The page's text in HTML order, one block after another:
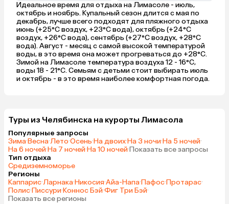
Идеальное время для отдыха на Лимасоле - июль,
октябрь и ноябрь. Купальный сезон длится с мая по
декабрь, лучше всего подходят для пляжного отдыха
июнь (+25°C воздух, +23°C вода), октябрь (+24°C
воздух, +26°C вода), сентябрь (+27°C воздух, +28°C
вода). Август - месяц с самой высокой температурой
воды, в это время она может прогреваться до +28°C.
Зимой на Лимасоле температура воздуха 12 - 16°C,
воды 18 - 21°C. Семьям с детьми стоит выбирать июль
и октябрь - в это время наиболее комфортная погода.
Туры из Челябинска на курорты Лимасола
Популярные запросы
Зима·Весна·Лето·Осень·На двоих·На 3 ночи·На 5 ночей·
На 6 ночей·На 7 ночей·На 10 ночей·Показать все запросы
Тип отдыха
Средиземноморье
Регионы
Каппарис·Ларнака·Никосия·Айа-Напа·Пафос·Протарас·
Полис·Писсури·Коннос Бэй·Фиг Три Бэй·
Показать все регионы